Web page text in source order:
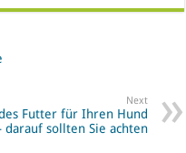
Next
Futter für Ihren Hund
darauf sollten Sie achten